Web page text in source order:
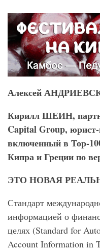
Алексей
Кирилл ШЕИН,
Capital Group,
включенный в Тор-
Кипра и Греции по
ЭТО НОВАЯ
Стандарт
информацией о
целях (Standard for
Account Information in